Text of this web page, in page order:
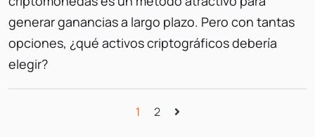
generar ganancias a largo plazo. Pero con tantas
opciones, ¿qué activos criptográficos debería
elegir?
1 2